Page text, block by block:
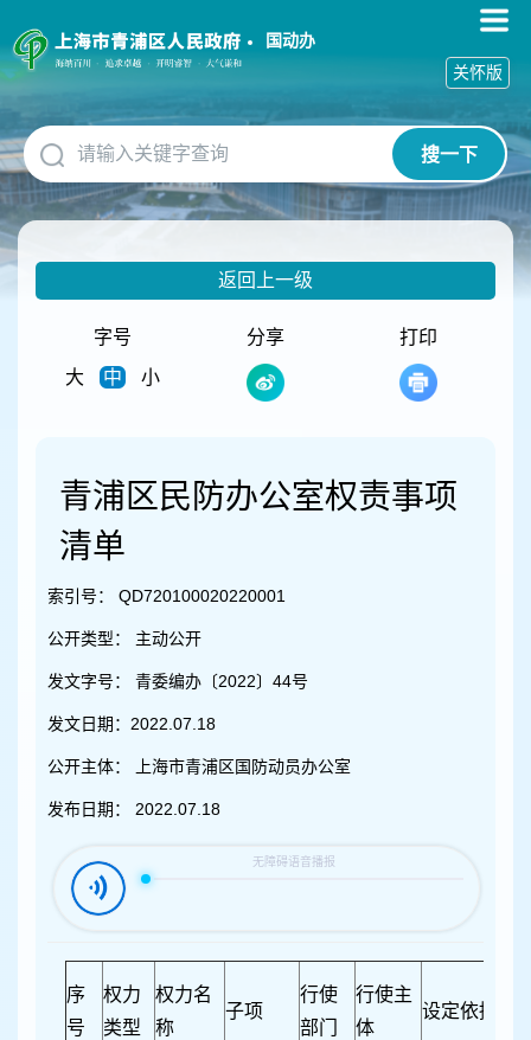
障
碍
作
说
明
跳
到
网
国动办
搜一下
关怀版
返回上一级
字号
大
中 小
分享 打印
青浦区民防办公室权责事项
清单
索引号： QD720100020220001
公开类型： 主动公开
发文字号： 青委编办〔2022〕44号
发文日期： 2022.07.18
公开主体： 上海市青浦区国防动员办公室
发布日期： 2022.07.18
序
号
权力
类型
权力名
称
子项
行使
部门
行使主
体
设定依据